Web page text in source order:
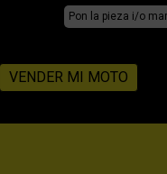
Search:
VENDER MI MOTO